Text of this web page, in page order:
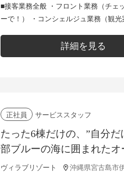
■接客業務全般 ・フロント業務（チェ
ーで！） ・コンシェルジュ業務（観
はアウトソーシン...詳細を見る
正社員 サービススタッフ
たった6棟だけの、”自分だ
部ブルーの海に囲まれた
ラで、極上のおもてなしを
ヴィラブリゾート